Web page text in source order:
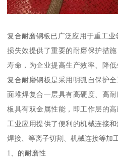
复合耐磨钢板已广泛应用于重工
损失效提供了重要的耐磨保护措
寿命，为企业提高生产效率、降
复合耐磨钢板是采用明弧自保护
面堆焊复合一层具有高硬度、高
板具有双金属性能，即工作层的
工业应用提供了便利的机械连接
焊接、等离子切割、机械连接等加工
1、的耐磨性